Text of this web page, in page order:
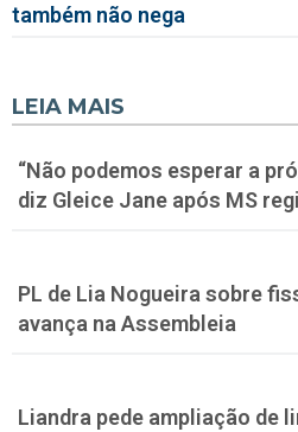
também não nega
LEIA MAIS
“Não podemos esperar a
diz Gleice Jane após MS
PL de Lia Nogueira sobre
avança na Assembleia
Liandra pede ampliação de